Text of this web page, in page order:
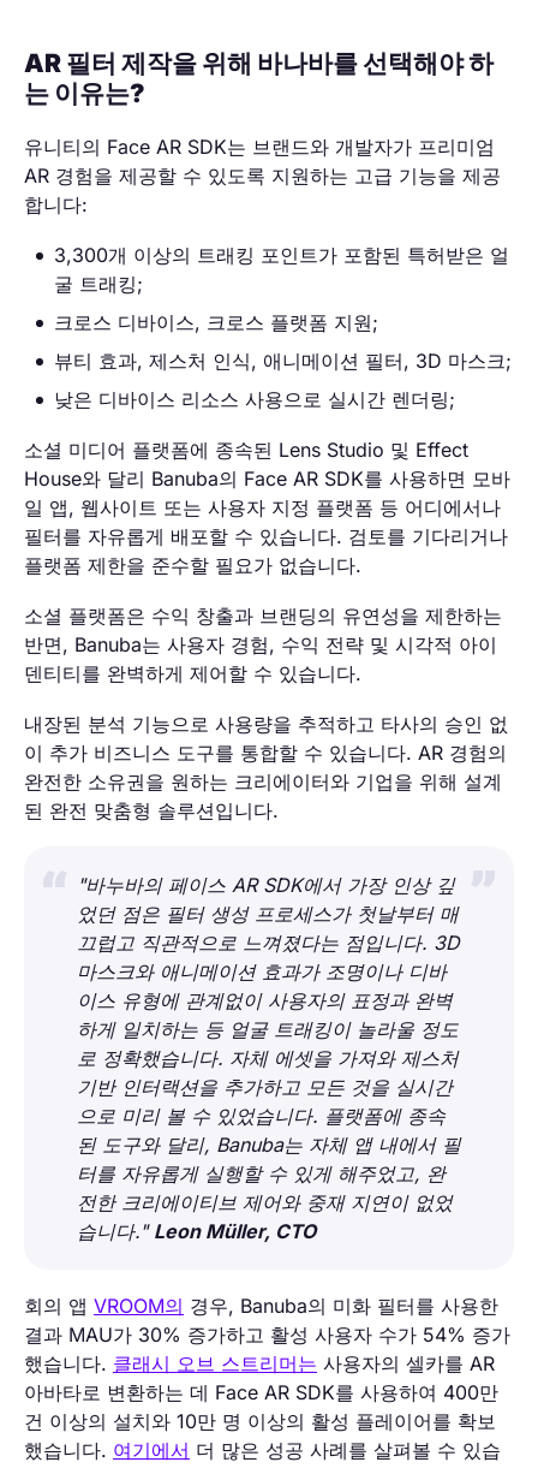
AR 필터 제작을 위해 바나바를 선택해야 하
는 이유는?
유니티의 Face AR SDK는 브랜드와 개발자가 프리미엄
AR 경험을 제공할 수 있도록 지원하는 고급 기능을 제공
합니다:
3,300개 이상의 트래킹 포인트가 포함된 특허받은 얼
굴 트래킹;
크로스 디바이스, 크로스 플랫폼 지원;
뷰티 효과, 제스처 인식, 애니메이션 필터, 3D 마스크;
낮은 디바이스 리소스 사용으로 실시간 렌더링;
소셜 미디어 플랫폼에 종속된 Lens Studio 및 Effect
House와 달리 Banuba의 Face AR SDK를 사용하면 모바
일 앱, 웹사이트 또는 사용자 지정 플랫폼 등 어디에서나
필터를 자유롭게 배포할 수 있습니다. 검토를 기다리거나
플랫폼 제한을 준수할 필요가 없습니다.
소셜 플랫폼은 수익 창출과 브랜딩의 유연성을 제한하는
반면, Banuba는 사용자 경험, 수익 전략 및 시각적 아이
덴티티를 완벽하게 제어할 수 있습니다.
내장된 분석 기능으로 사용량을 추적하고 타사의 승인 없
이 추가 비즈니스 도구를 통합할 수 있습니다. AR 경험의
완전한 소유권을 원하는 크리에이터와 기업을 위해 설계
된 완전 맞춤형 솔루션입니다.
"바누바의 페이스 AR SDK에서 가장 인상 깊
었던 점은 필터 생성 프로세스가 첫날부터 매
끄럽고 직관적으로 느껴졌다는 점입니다. 3D
마스크와 애니메이션 효과가 조명이나 디바
이스 유형에 관계없이 사용자의 표정과 완벽
하게 일치하는 등 얼굴 트래킹이 놀라울 정도
로 정확했습니다. 자체 에셋을 가져와 제스처
기반 인터랙션을 추가하고 모든 것을 실시간
으로 미리 볼 수 있었습니다. 플랫폼에 종속
된 도구와 달리, Banuba는 자체 앱 내에서 필
터를 자유롭게 실행할 수 있게 해주었고, 완
전한 크리에이티브 제어와 중재 지연이 없었
습니다." Leon Müller, CTO
회의 앱 VROOM의 경우, Banuba의 미화 필터를 사용한
결과 MAU가 30% 증가하고 활성 사용자 수가 54% 증가
했습니다. 클래시 오브 스트리머는 사용자의 셀카를 AR
아바타로 변환하는 데 Face AR SDK를 사용하여 400만
건 이상의 설치와 10만 명 이상의 활성 플레이어를 확보
했습니다. 여기에서 더 많은 성공 사례를 살펴볼 수 있습